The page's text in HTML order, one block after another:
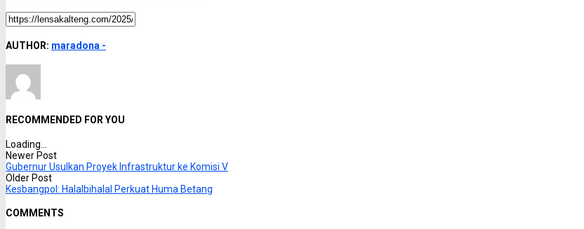
AUTHOR: maradona -
RECOMMENDED FOR YOU
Loading...
Newer Post
Gubernur Usulkan Proyek Infrastruktur ke Komisi V
Older Post
Kesbangpol: Halalbihalal Perkuat Huma Betang
COMMENTS